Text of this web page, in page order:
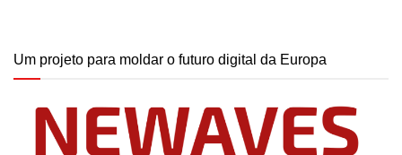
Um projeto para moldar o futuro digital da Europa